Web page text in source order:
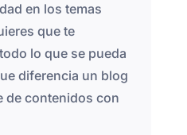
en los temas
que te
lo que se pueda
diferencia un blog
de contenidos con